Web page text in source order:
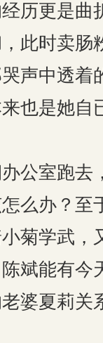
历更是曲
此时卖肠
声中透着
也是她自
公室跑去
么办？至
菊学武，
斌能有今
婆夏莉关